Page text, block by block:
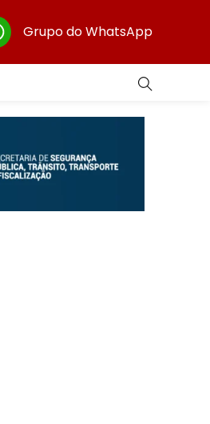
Grupo do WhatsApp